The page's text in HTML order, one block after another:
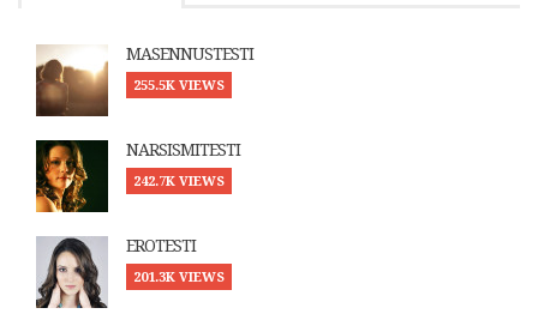
MASENNUSTESTI
255.5K VIEWS
NARSISMITESTI
242.7K VIEWS
EROTESTI
201.3K VIEWS